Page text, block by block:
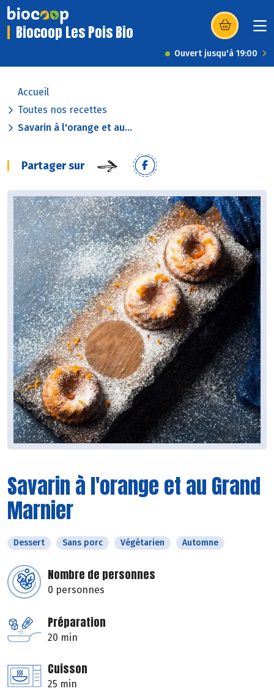
Biocoop Les Pois Bio (s’ouvre dans
Ouvert jusqu'à 19:00
Accueil
Toutes nos recettes
Savarin à l'orange et au...
Partager sur
Savarin à l'orange et au Grand
Marnier
Dessert Sans porc Végétarien Automne
Nombre de personnes
0 personnes
Préparation
20 min
Cuisson
25 min